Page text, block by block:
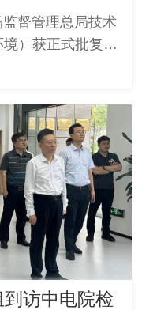
督管理总局技术
）获正式批复筹
源地。
访中电院检